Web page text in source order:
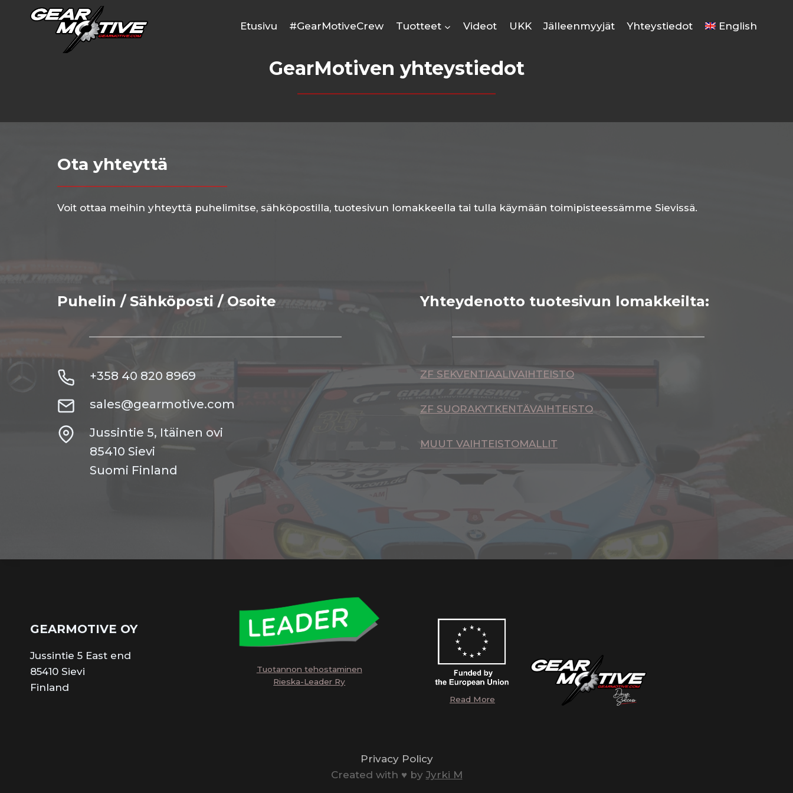
sisältöön
Etusivu #GearMotiveCrew Tuotteet Videot UKK Jälleenmyyjät Yhteystiedot English
GearMotiven yhteystiedot
Ota yhteyttä
Voit ottaa meihin yhteyttä puhelimitse, sähköpostilla, tuotesivun lomakkeella tai tulla käymään toimipisteessämme Sievissä.
Puhelin / Sähköposti / Osoite
+358 40 820 8969
sales@gearmotive.com
Jussintie 5, Itäinen ovi
85410 Sievi
Suomi Finland
Yhteydenotto tuotesivun lomakkeilta:
ZF SEKVENTIAALIVAIHTEISTO
ZF SUORAKYTKENTÄVAIHTEISTO
MUUT VAIHTEISTOMALLIT
GEARMOTIVE OY
Jussintie 5 East end
85410 Sievi
Finland
Tuotannon tehostaminen
Rieska-Leader Ry
Read More
Privacy Policy
Created with ♥️ by Jyrki M